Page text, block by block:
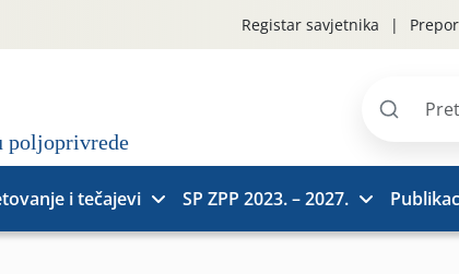
Registar savjetnika
Pretraži
i tečajevi SP ZPP 2023. – 2027.